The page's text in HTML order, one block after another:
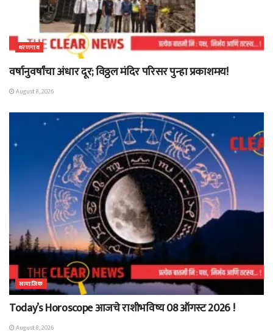
धरणगाव
वर्षानुवर्षांचा अंधार दूर; विठ्ठल मंदिर परिसर पुन्हा प्रकाशमय!
August 8, 2026
सामाजिक
Today’s Horoscope आजचे राशीभविष्य 08 ऑगस्ट 2026 !
August 8, 2026